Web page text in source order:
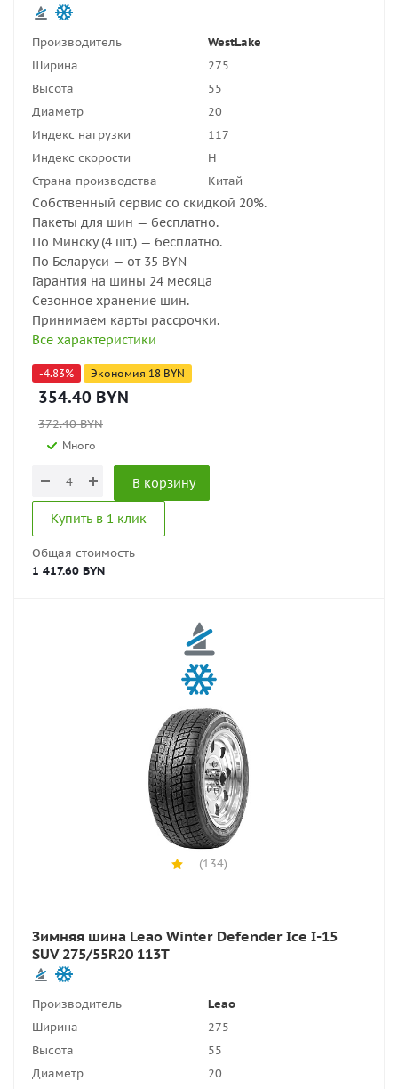
Производитель
WestLake
Ширина
275
Высота
55
Диаметр
20
Индекс нагрузки
117
Индекс скорости
H
Страна производства
Китай
Собственный сервис со скидкой 20%.
Пакеты для шин — бесплатно.
По Минску (4 шт.) — бесплатно.
По Беларуси — от 35 BYN
Гарантия на шины 24 месяца
Сезонное хранение шин.
Принимаем карты рассрочки.
Все характеристики
-4.83% Экономия 18 BYN
354.40 BYN
372.40BYN
Много
В корзину
Купить в 1 клик
Общая стоимость
1 417.60 BYN
(134)
Зимняя шина Leao Winter Defender Ice I-15
SUV 275/55R20 113T
Производитель
Leao
Ширина
275
Высота
55
Диаметр
20